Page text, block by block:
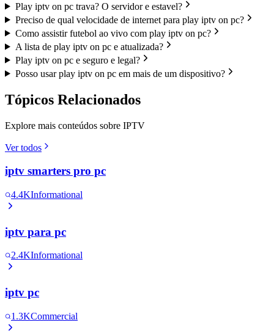
Play iptv on pc trava? O servidor e estavel?
Preciso de qual velocidade de internet para play iptv on pc?
Como assistir futebol ao vivo com play iptv on pc?
A lista de play iptv on pc e atualizada?
Play iptv on pc e seguro e legal?
Posso usar play iptv on pc em mais de um dispositivo?
Tópicos Relacionados
Explore mais conteúdos sobre IPTV
Ver todos
iptv smarters pro pc
4.4KInformational
iptv para pc
2.4KInformational
iptv pc
1.3KCommercial